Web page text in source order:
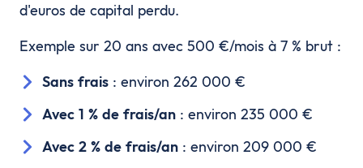
d'euros de capital perdu.
Exemple sur 20 ans avec 500 €/mois à 7 % brut :
Sans frais : environ 262 000 €
Avec 1 % de frais/an : environ 235 000 €
Avec 2 % de frais/an : environ 209 000 €